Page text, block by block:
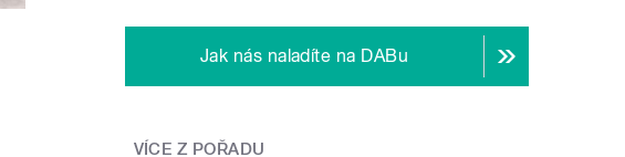
Jak nás naladíte na DABu
VÍCE Z POŘADU